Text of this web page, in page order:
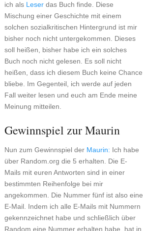
ich als Leserdas Buch finde. Diese
Mischung einer Geschichte mit einem
solchen sozialkritischen Hintergrund ist mir
bisher noch nicht untergekommen. Dieses
soll heißen, bisher habe ich ein solches
Buch noch nicht gelesen. Es soll nicht
heißen, dass ich diesem Buch keine Chance
bliebe. Im Gegenteil, ich werde auf jeden
Fall weiter lesen und euch am Ende meine
Meinung mitteilen.
Gewinnspiel zur Maurin
Nun zum Gewinnspiel der Maurin: Ich habe
über Random.org die 5 erhalten. Die E-
Mails mit euren Antworten sind in einer
bestimmten Reihenfolge bei mir
angekommen. Die Nummer fünf ist also eine
E-Mail. Indem ich alle E-Mails mit Nummern
gekennzeichnet habe und schließlich über
Random eine Nummer erhalten habe, hat in